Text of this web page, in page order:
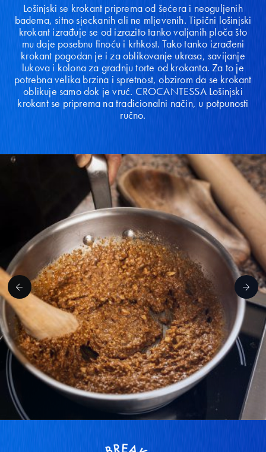
Lošinjski se krokant priprema od šećera i neoguljenih
badema, sitno sjeckanih ali ne mljevenih. Tipični lošinjski
krokant izrađuje se od izrazito tanko valjanih ploča što
mu daje posebnu finoću i krhkost. Tako tanko izrađeni
krokant pogodan je i za oblikovanje ukrasa, savijanje
lukova i kolona za gradnju torte od krokanta. Za to je
potrebna velika brzina i spretnost, obzirom da se krokant
oblikuje samo dok je vruć. CROCANTESSA Lošinjski
krokant se priprema na tradicionalni način, u potpunosti
ručno.